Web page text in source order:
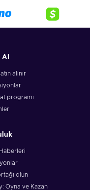
Al
alınır
programı
olun
Oyna ve Kazan